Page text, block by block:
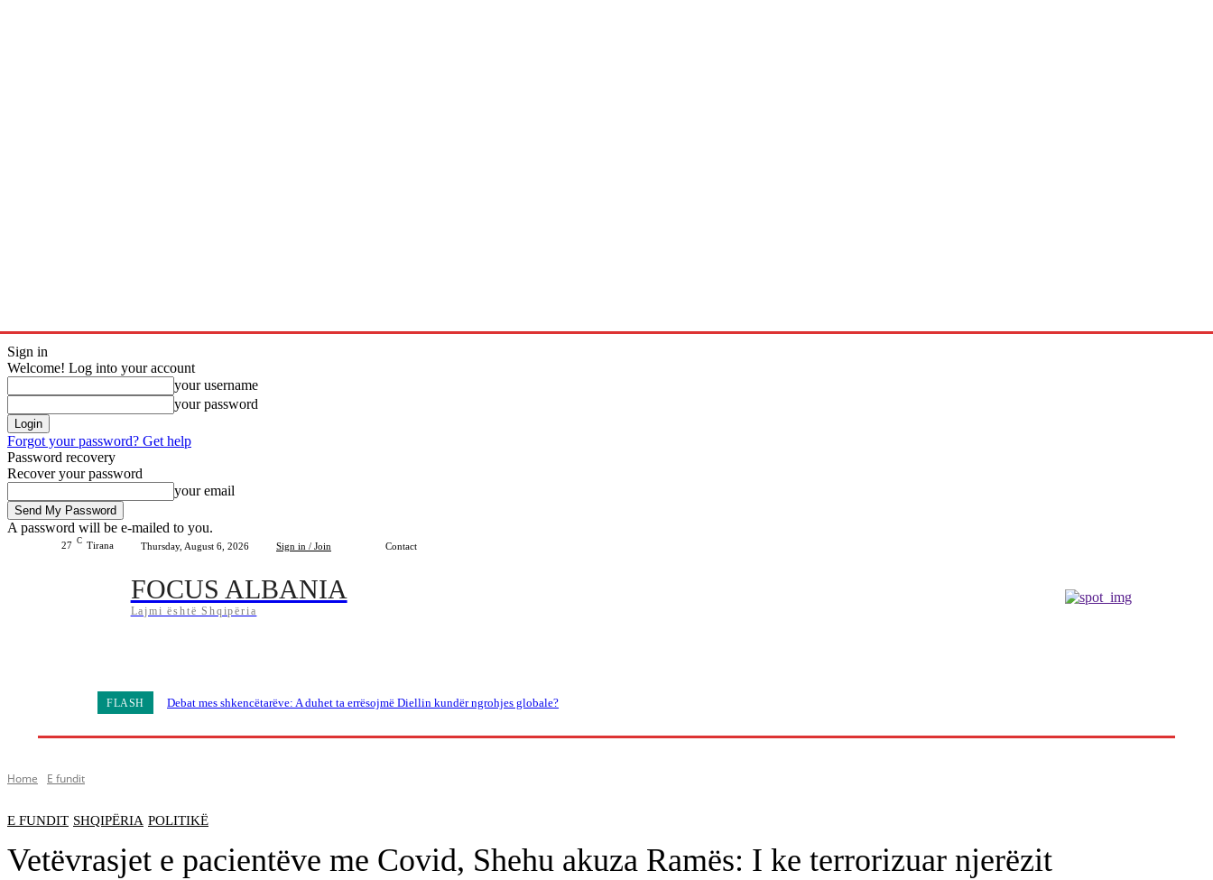
Sign in
Welcome! Log into your account
your username
your password
Forgot your password? Get help
Password recovery
Recover your password
your email
A password will be e-mailed to you.
27 C Tirana Thursday, August 6, 2026 Sign in / Join Contact
FOCUS ALBANIA
Lajmi është Shqipëria
FLASH Debat mes shkencëtarëve: A duhet ta errësojmë Diellin kundër ngrohjes globale?
Home E fundit
E FUNDIT SHQIPËRIA POLITIKË
Vetëvrasjet e pacientëve me Covid, Shehu akuza Ramës: I ke terrorizuar njerëzit